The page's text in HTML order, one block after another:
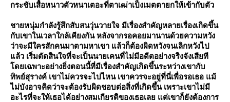
กระชับเสื้อหนาวตัวหนาเตอะที่ตาเฒ่าเป็งเมตตายกให้เข้ากับตัว
ชายหนุ่มกำลังรู้สึกสับสนวุ่นวายใจ มีเรื่องสำคัญหลายเรื่องเกิดขึ้น
กับเขาในเวลาใกล้เคียงกัน หลังจากรอคอยมานานด้วยความหวัง
ว่าจะมีใครสักคนมาตามหาเขา แล้วก็ต้องผิดหวังจนเลิกหวังไป
ล้ว เริ่มตัดสินใจที่จะเป็นนายเคนที่ไม่มีอดีตอย่างจริงจังเสียที
ดยเฉพาะอย่างยิ่งตอนนี้ที่มีเรื่องสำคัญเกิดขึ้นระหว่างเขากับ
ทิพย์สุรางค์ เขาไม่ควรจะไปไหน เขาควรจะอยู่ที่นี่เพื่อรอเธอ แม้
ไม่บังอาจคิดว่าจะต้องรับผิดชอบต่อสิ่งที่เกิดขึ้น เพราะเขาไม่มี
อะไรที่จะให้เธอได้อย่างสมเกียรติของเธอเลย แต่เขาก็ยังต้องการ